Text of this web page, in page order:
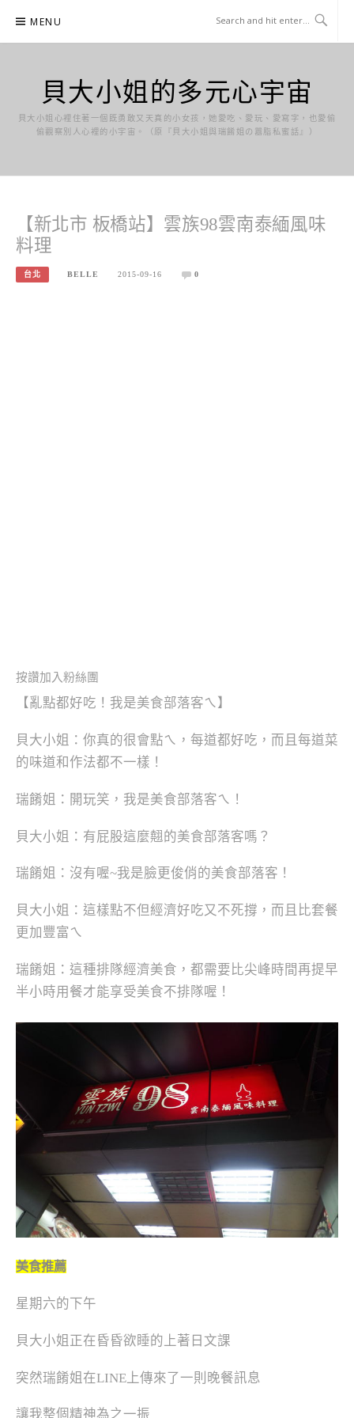
content
MENU
貝大小姐的多元心宇宙
貝大小姐心裡住著一個既勇敢又天真的小女孩，她愛吃、愛玩、愛寫字，也愛偷
偷觀察別人心裡的小宇宙。（原『貝大小姐與瑞餚姐の囂脂私蜜話』）
【新北市 板橋站】雲族98雲南泰緬風味
料理
台北 BELLE 2015-09-16 0
按讚加入粉絲團
【亂點都好吃！ 我是美食部落客ㄟ】
貝大小姐：你真的很會點ㄟ，每道都好吃，而且每道菜
的味道和作法都不一樣！
瑞餚姐：開玩笑，我是美食部落客ㄟ！
貝大小姐：有屁股這麼翹的美食部落客嗎？
瑞餚姐：沒有喔~我是臉更俊俏的美食部落客！
貝大小姐：這樣點不但經濟好吃又不死撐，而且比套餐
更加豐富ㄟ
瑞餚姐：這種排隊經濟美食，都需要比尖峰時間再提早
半小時用餐才能享受美食不排隊喔！
美食推薦
星期六的下午
貝大小姐正在昏昏欲睡的上著日文課
突然瑞餚姐在LINE上傳來了一則晚餐訊息
讓我整個精神為之一振